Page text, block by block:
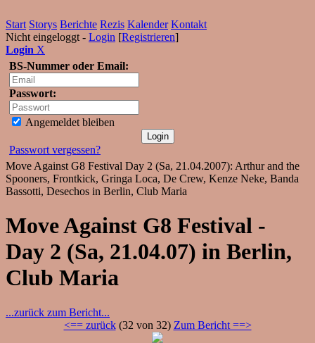
Start Storys Berichte Rezis Kalender Kontakt
Nicht eingeloggt - Login [Registrieren]
Login X
BS-Nummer oder Email:
Passwort:
Angemeldet bleiben
Passwort vergessen?
Move Against G8 Festival Day 2 (Sa, 21.04.2007): Arthur and the
Spooners, Frontkick, Gringa Loca, De Crew, Kenze Neke, Banda
Bassotti, Desechos in Berlin, Club Maria
Move Against G8 Festival -
Day 2 (Sa, 21.04.07) in Berlin,
Club Maria
...zurück zum Bericht...
<== zurück(32 von 32) Zum Bericht ==>